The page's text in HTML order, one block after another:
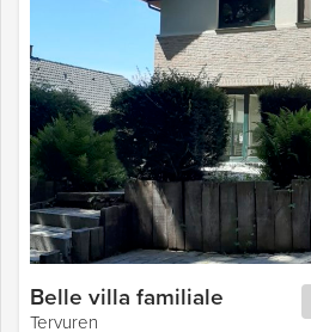
Belle villa familiale
Tervuren